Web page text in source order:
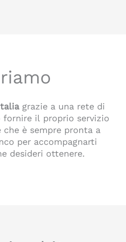
grazie a una rete di
fornire il proprio servizio
che è sempre pronta a
per accompagnarti
desideri ottenere.